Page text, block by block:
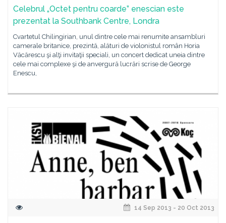
Celebrul „Octet pentru coarde” enescian este
prezentat la Southbank Centre, Londra
Cvartetul Chilingirian, unul dintre cele mai renumite ansambluri
camerale britanice, prezintă, alături de violonistul român Horia
Văcărescu şi alţi invitaţii speciali, un concert dedicat uneia dintre
cele mai complexe şi de anvergură lucrări scrise de George
Enescu,
14 Sep 2013 - 20 Oct 2013